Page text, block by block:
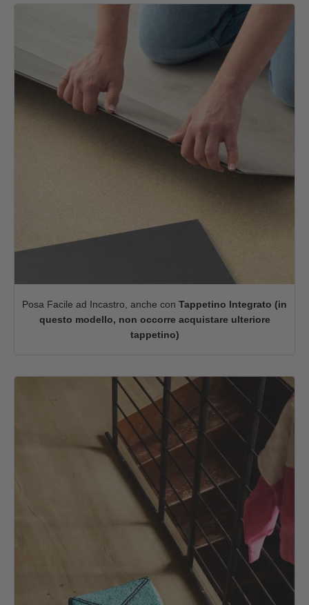
Posa Facile ad Incastro, anche con Tappetino Integrato (in
questo modello, non occorre acquistare ulteriore
tappetino)